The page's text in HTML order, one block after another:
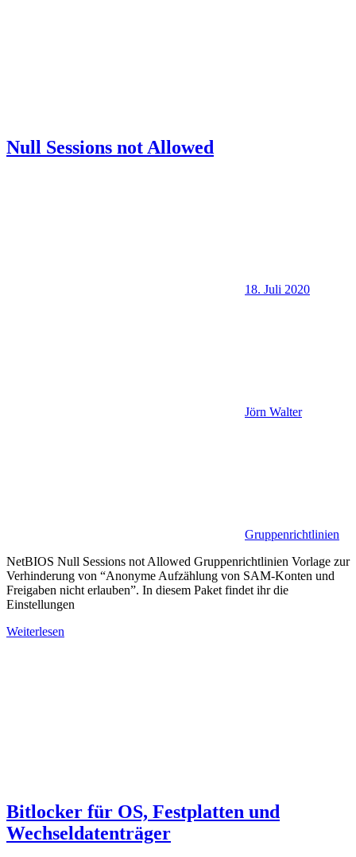
Null Sessions not Allowed
18. Juli 2020
Jörn Walter
Gruppenrichtlinien
NetBIOS Null Sessions not Allowed Gruppenrichtlinien Vorlage zur
Verhinderung von “Anonyme Aufzählung von SAM-Konten und
Freigaben nicht erlauben”. In diesem Paket findet ihr die
Einstellungen
Weiterlesen
Bitlocker für OS, Festplatten und
Wechseldatenträger